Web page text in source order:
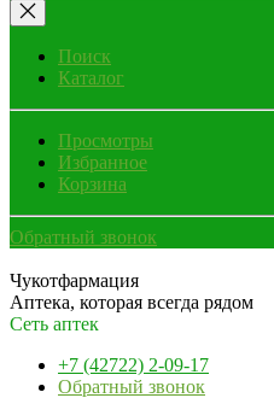
Поиск
Каталог
Просмотры
Избранное
Корзина
Обратный звонок
Чукотфармация
Аптека, которая всегда рядом
Сеть аптек
+7 (42722) 2-09-17
Обратный звонок